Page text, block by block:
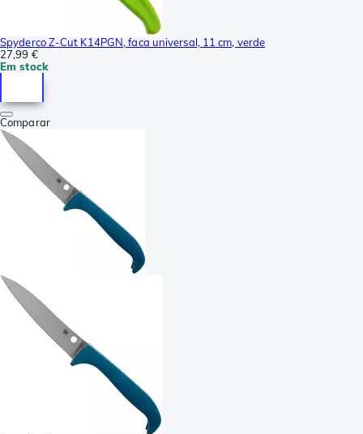
Spyderco Z-Cut K14PGN, faca universal, 11 cm, verde
27,99 €
Em stock
Comparar